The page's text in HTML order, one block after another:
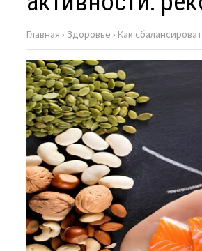
Главная › Здоровье › Как